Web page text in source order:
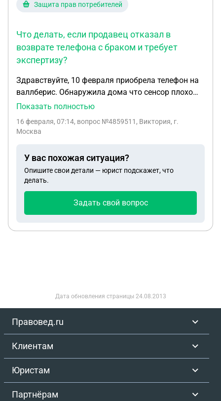
Защита прав потребителей
Что делать, если продавец отказал в
возврате телефона с браком и требует
экспертизу?
Здравствуйте, 10 февраля приобрела телефон на
валлберис. Обнаружила дома что сенсор плохо
срабатывает , приложения открываются через
браку, по итогу продавец отказал и настаивает на
сторону. Что можно сделать в данной ситуации?
как потребовать возврата денег с продавца
телефона?
Показать полностью
16 февраля, 07:14, вопрос №4859511, Виктория, г.
Москва
У вас похожая ситуация?
Опишите свои детали — юрист подскажет, что
делать.
Задать свой вопрос
Дата обновления страницы 24.08.2013
Правовед.ru
Клиентам
Юристам
Партнёрам